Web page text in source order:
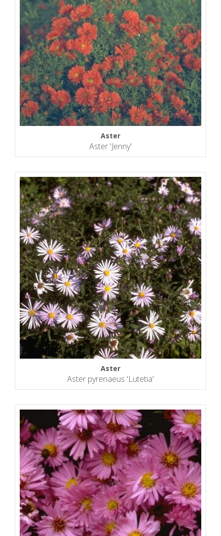
Aster
Aster 'Jenny'
Aster
Aster pyrenaeus 'Lutetia'